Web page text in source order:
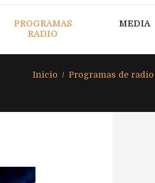
PROGRAMAS
RADIO
MEDIA
Inicio Programas de radio